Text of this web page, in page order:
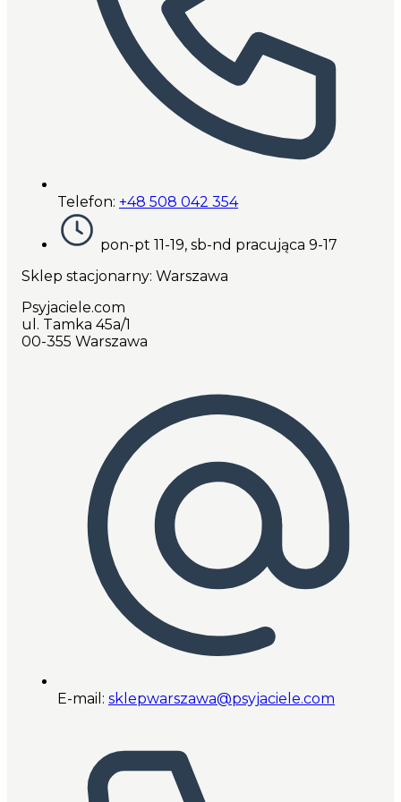
Telefon: +48 508 042 354
pon-pt 11-19, sb-nd pracująca 9-17
Sklep stacjonarny: Warszawa
Psyjaciele.com
ul. Tamka 45a/1
00-355 Warszawa
E-mail: sklepwarszawa@psyjaciele.com